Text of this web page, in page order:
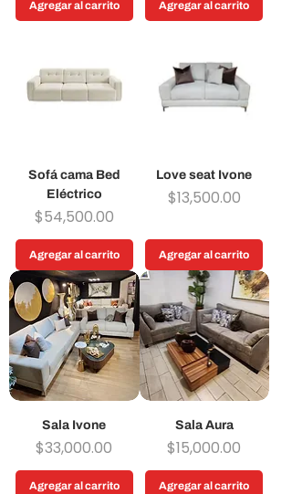
Agregar al carrito Agregar al carrito
Sofá cama Bed
Eléctrico
Precio
$54,500.00
Agregar al carrito
Love seat Ivone
Precio
$13,500.00
Agregar al carrito
Sala Ivone
Precio
$33,000.00
Agregar al carrito
Sala Aura
Precio
$15,000.00
Agregar al carrito